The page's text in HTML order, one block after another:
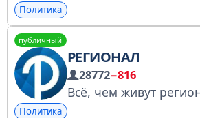
Политика
публичный
РЕГИОНАЛ
28772−816
Политика